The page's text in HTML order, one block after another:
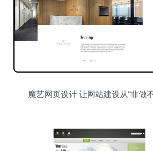
魔艺网页设计 让网站建设从“非做